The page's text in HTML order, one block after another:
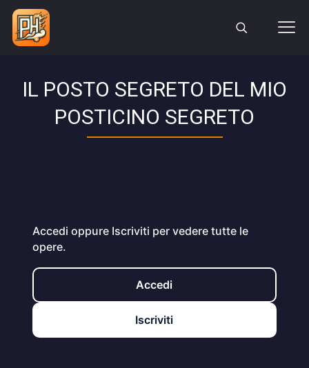
IL POSTO SEGRETO DEL MIO
POSTICINO SEGRETO
Accedi oppure Iscriviti per vedere tutte le
opere.
Accedi
Iscriviti